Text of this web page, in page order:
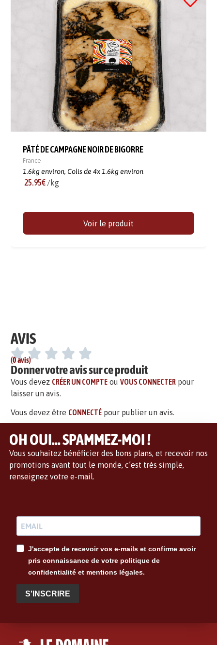
PÂTÉ DE CAMPAGNE NOIR DE BIGORRE
France
1.6kg environ, Colis de 4x 1.6kg environ
25.95€ /kg
Voir le produit
AVIS
(0 avis)
Donner votre avis sur ce produit
Vous devez CRÉER UN COMPTE ouVOUS CONNECTER pour
laisser un avis.
Vous devez être CONNECTÉ pour publier un avis.
OH OUI... SPAMMEZ-MOI !
Vous souhaitez bénéficier des bons plans, et recevoir nos
promotions avant tout le monde, c’est très simple,
renseignez votre e-mail.
J'accepte de recevoir vos e-mails et confirme avoir
pris connaissance de votre politique de
confidentialité et mentions légales.
S'INSCRIRE